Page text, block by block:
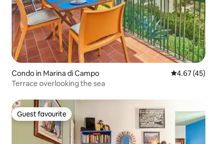
Condo in Marina di Campo 4.67 out of 5
4.67 (45)
Terrace overlooking the sea
Guest favourite
Guest favourite